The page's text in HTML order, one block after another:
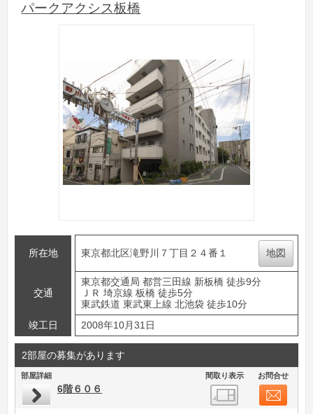
パークアクシス板橋
所在地 東京都北区滝野川７丁目２４番１ 地図
交通
東京都交通局 都営三田線 新板橋 徒歩9分
ＪＲ 埼京線 板橋 徒歩5分
東武鉄道 東武東上線 北池袋 徒歩10分
竣工日
2008年10月31日
2部屋の募集があります
部屋詳細 間取り表示 お問合せ
6階６０６